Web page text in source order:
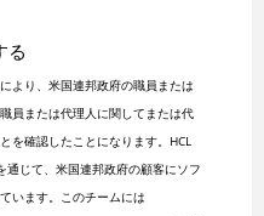
る
より、米国連邦政府の職員または
員または代理人に関してまたは代
を確認したことになります。HCL
じて、米国連邦政府の顧客にソフ
います。このチームには